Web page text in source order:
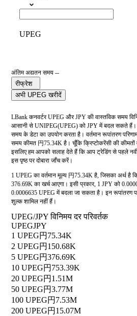
UPEG
अंतिम अद्यतन समय --
रीफ्रेश
अभी UPEG खरीदें
LBank कनवर्टर UPEG और JPY की वास्तविक समय
आसानी से UNIPEG(UPEG) को JPY में बदल सकते हैं।
समय के डेटा का उपयोग करता है। वर्तमान रूपांतरण
समय कीमत 円75.34K है। चूँकि क्रिप्टोकरेंसी की कीमतों
इसलिए हम आपको सलाह देते हैं कि आप ट्रेडिंग से पहले
इस पृष्ठ पर दोबारा जाँच करें।
1 UPEG का वर्तमान मूल्य 円75.34K है, जिसका अर्थ है
376.69K का खर्च आएगा। इसी प्रकार, 1 JPY को
0.0006635 UPEG में बदला जा सकता है। इन रूपांतरण
शुल्क शामिल नहीं हैं।
UPEG/JPY विनिमय दर परिवर्तक
UPEGJPY
1 UPEG円75.34K
2 UPEG円150.68K
5 UPEG円376.69K
10 UPEG円753.39K
20 UPEG円1.51M
50 UPEG円3.77M
100 UPEG円7.53M
200 UPEG円15.07M